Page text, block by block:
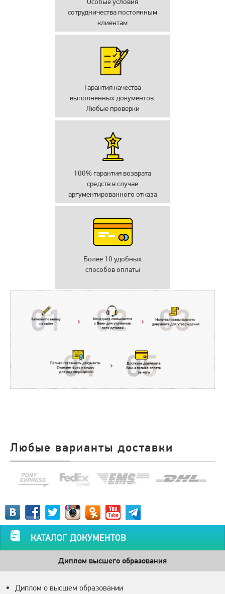
сотрудничества постоянным
клиентам
Гарантия качества
выполненных документов.
Любые проверки
100% гарантия возврата
средств в случае
аргументированного отказа
Более 10 удобных
способов оплаты
Любые варианты доставки
КАТАЛОГ ДОКУМЕНТОВ
Диплом высшего образования
Диплом о высшем образовании